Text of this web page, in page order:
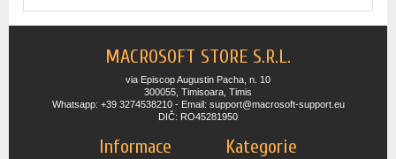
MACROSOFT STORE S.R.L.
via Episcop Augustin Pacha, n. 10
300055, Timisoara, Timis
Whatsapp: +39 3274538210 - Email: support@macrosoft-support.eu
DIČ: RO45281950
Informace Kategorie